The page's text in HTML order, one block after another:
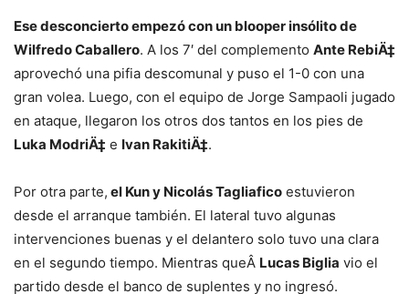
Ese desconcierto empezó con un blooper insólito de
Wilfredo Caballero. A los 7′ del complemento Ante RebiÄ‡
aprovechó una pifia descomunal y puso el 1-0 con una
gran volea. Luego, con el equipo de Jorge Sampaoli jugado
en ataque, llegaron los otros dos tantos en los pies de
Luka ModriÄ‡ e Ivan RakitiÄ‡.
Por otra parte, el Kun y Nicolás Tagliafico estuvieron
desde el arranque también. El lateral tuvo algunas
intervenciones buenas y el delantero solo tuvo una clara
en el segundo tiempo. Mientras queÂ Lucas Biglia vio el
partido desde el banco de suplentes y no ingresó.